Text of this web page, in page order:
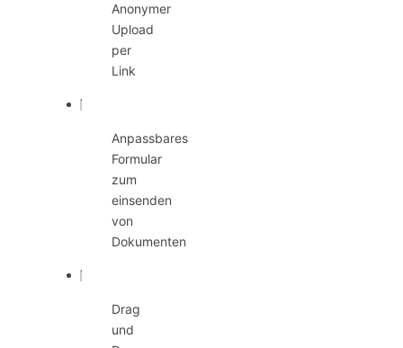
Anonymer
Upload
per
Link
Anpassbares
Formular
zum
einsenden
von
Dokumenten
Drag
und